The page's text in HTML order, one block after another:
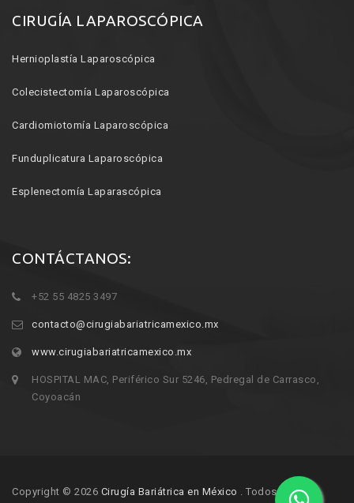
CIRUGÍA LAPAROSCÓPICA
Hernioplastía Laparoscópica
Colecistectomía Laparoscópica
Cardiomiotomía Laparoscópica
Funduplicatura Laparoscópica
Esplenectomía Laparascópica
CONTÁCTANOS:
+52 55 4825 3497
contacto@cirugiabariatricamexico.mx
www.cirugiabariatricamexico.mx
HOSPITAL MAC, Periférico Sur 5246, Pedregal de Carrasco,
Coyoacán
Copyright © 2026 Cirugía Bariátrica en México . Todos los